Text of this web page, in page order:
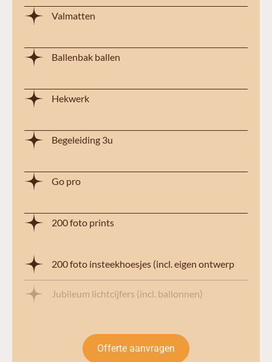
Valmatten
Ballenbak ballen
Hekwerk
Begeleiding 3u
Go pro
200 foto prints
200 foto insteekhoesjes (incl. eigen ontwerp
Jubileum lichtcijfers (incl. ballonnen)
Offerte aanvragen